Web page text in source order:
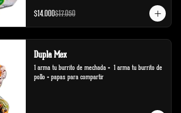
$14.000$17.050
Dupla Mex
1 arma tu burrito de mechada +  1 arma tu burrito de
pollo + papas para compartir